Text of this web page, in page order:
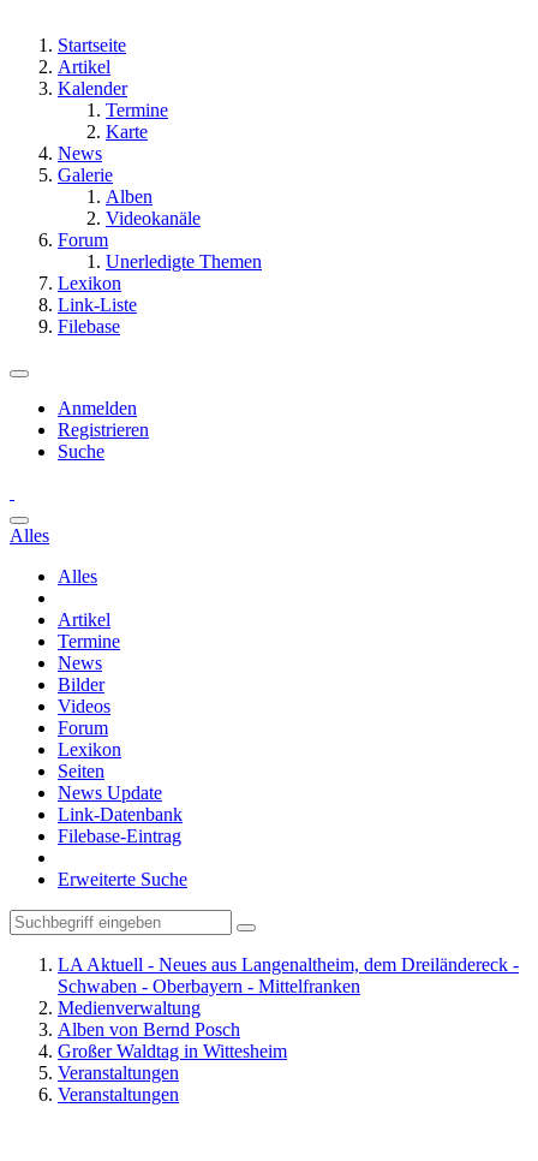
Startseite
Artikel
Kalender
Termine
Karte
News
Galerie
Alben
Videokanäle
Forum
Unerledigte Themen
Lexikon
Link-Liste
Filebase
Anmelden
Registrieren
Suche
Alles
Alles
Artikel
Termine
News
Bilder
Videos
Forum
Lexikon
Seiten
News Update
Link-Datenbank
Filebase-Eintrag
Erweiterte Suche
LA Aktuell - Neues aus Langenaltheim, dem Dreiländereck -
Schwaben - Oberbayern - Mittelfranken
Medienverwaltung
Alben von Bernd Posch
Großer Waldtag in Wittesheim
Veranstaltungen
Veranstaltungen